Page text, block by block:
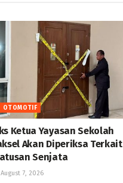
OTOMOTIF
Ketua Yayasan Sekolah
Akan Diperiksa Terkait
Senjata
7, 2026